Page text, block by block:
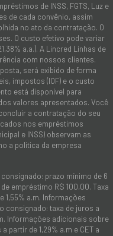
de INSS, FGTS, Luz e
de cada convênio, assim
no ato da contratação. O
O custo efetivo pode variar
a.a.). A Lincred Linhas de
com nossos clientes.
será exibido de forma
impostos (IOF) e o custo
está disponível para
valores apresentados. Você
a contratação do seu
nos empréstimos
e INSS) observam as
a política da empresa
prazo mínimo de 6
empréstimo R$ 100,00. Taxa
1,55% a.m. Informações
consignado: taxa de juros a
Informações adicionais sobre
partir de 1,29% a.m e CET a